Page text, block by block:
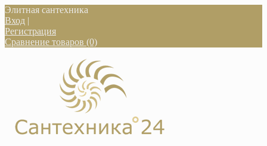
Элитная сантехника
Вход |
Регистрация
Сравнение товаров (0)